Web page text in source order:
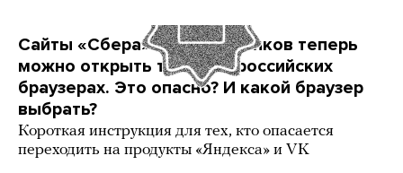
Сайты «Сбера» и других банков теперь
можно открыть только в российских
браузерах. Это опасно? И какой браузер
выбрать?
Короткая инструкция для тех, кто опасается
переходить на продукты «Яндекса» и VK